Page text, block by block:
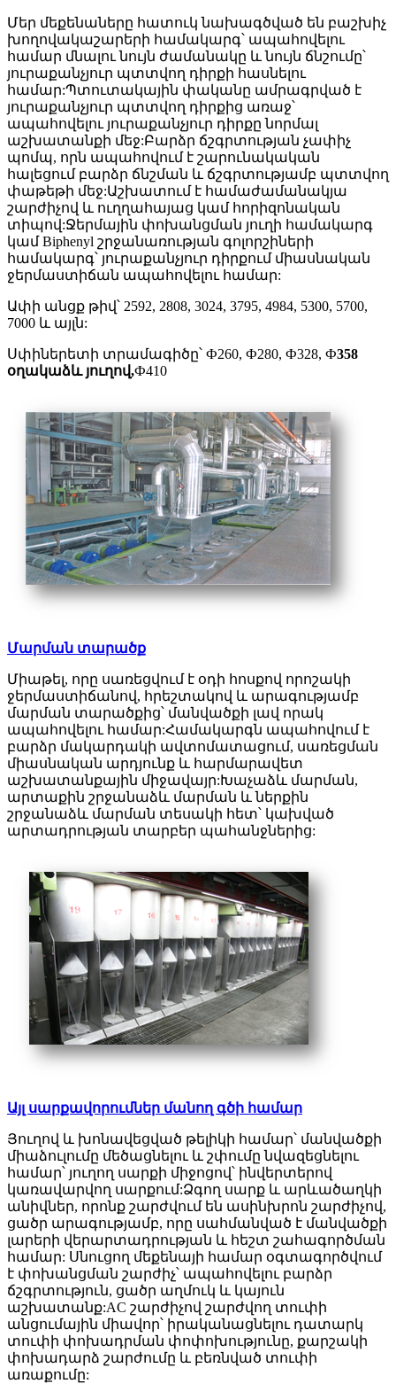
Մեր մեքենաները հատուկ նախագծված են բաշխիչ
խողովակաշարերի համակարգ՝ ապահովելու
համար մնալու նույն ժամանակը և նույն ճնշումը՝
յուրաքանչյուր պտտվող դիրքի հասնելու
համար:Պտուտակային փականը ամրագրված է
յուրաքանչյուր պտտվող դիրքից առաջ՝
ապահովելու յուրաքանչյուր դիրքը նորմալ
աշխատանքի մեջ:Բարձր ճշգրտության չափիչ
պոմպ, որն ապահովում է շարունակական
հալեցում բարձր ճնշման և ճշգրտությամբ պտտվող
փաթեթի մեջ:Աշխատում է համաժամանակյա
շարժիչով և ուղղահայաց կամ հորիզոնական
տիպով:Ջերմային փոխանցման յուղի համակարգ
կամ Biphenyl շրջանառության գոլորշիների
համակարգ՝ յուրաքանչյուր դիրքում միասնական
ջերմաստիճան ապահովելու համար:
Ափի անցք թիվ՝ 2592, 2808, 3024, 3795, 4984, 5300, 5700,
7000 և այլն:
Սփիներետի տրամագիծը՝ Ф260, Ф280, Ф328, Ф358
օղակաձև յուղով,Ф410
Մարման տարածք
Միաթել, որը սառեցվում է օդի հոսքով որոշակի
ջերմաստիճանով, հրեշտակով և արագությամբ
մարման տարածքից՝ մանվածքի լավ որակ
ապահովելու համար:Համակարգն ապահովում է
բարձր մակարդակի ավտոմատացում, սառեցման
միասնական արդյունք և հարմարավետ
աշխատանքային միջավայր:Խաչաձև մարման,
արտաքին շրջանաձև մարման և ներքին
շրջանաձև մարման տեսակի հետ՝ կախված
արտադրության տարբեր պահանջներից:
Այլ սարքավորումներ մանող գծի համար
Յուղով և խոնավեցված թելիկի համար՝ մանվածքի
միաձուլումը մեծացնելու և շփումը նվազեցնելու
համար՝ յուղող սարքի միջոցով՝ ինվերտերով
կառավարվող սարքում:Ձգող սարք և արևածաղկի
անիվներ, որոնք շարժվում են ասինխրոն շարժիչով,
ցածր արագությամբ, որը սահմանված է մանվածքի
լարերի վերարտադրության և հեշտ շահագործման
համար: Սնուցող մեքենայի համար օգտագործվում
է փոխանցման շարժիչ՝ ապահովելու բարձր
ճշգրտություն, ցածր աղմուկ և կայուն
աշխատանք:AC շարժիչով շարժվող տուփի
անցումային միավոր՝ իրականացնելու դատարկ
տուփի փոխադրման փոփոխությունը, քարշակի
փոխադարձ շարժումը և բեռնված տուփի
առաքումը: